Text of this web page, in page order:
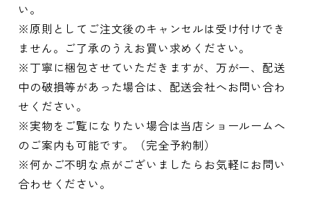
い。
※原則としてご注文後のキャンセルは受け付けでき
ません。ご了承のうえお買い求めください。
※丁寧に梱包させていただきますが、万が一、配送
中の破損等があった場合は、配送会社へお問い合わ
せください。
※実物をご覧になりたい場合は当店ショールームへ
のご案内も可能です。（完全予約制）
※何かご不明な点がございましたらお気軽にお問い
合わせください。